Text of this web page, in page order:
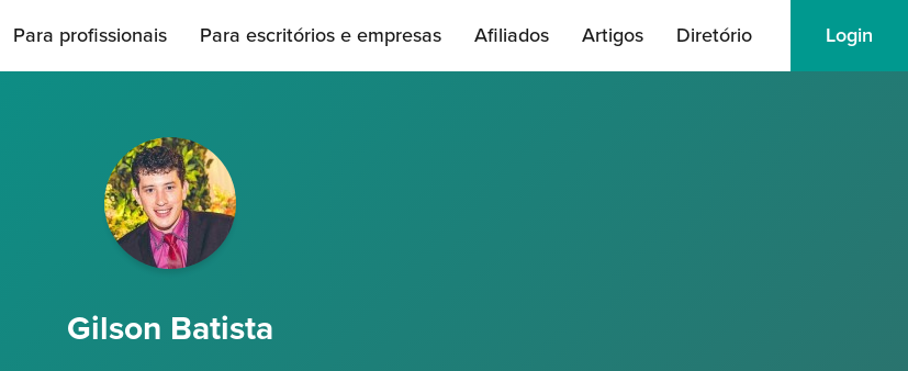
Para profissionais Para escritórios e empresas Afiliados Artigos Diretório Login
Gilson Batista